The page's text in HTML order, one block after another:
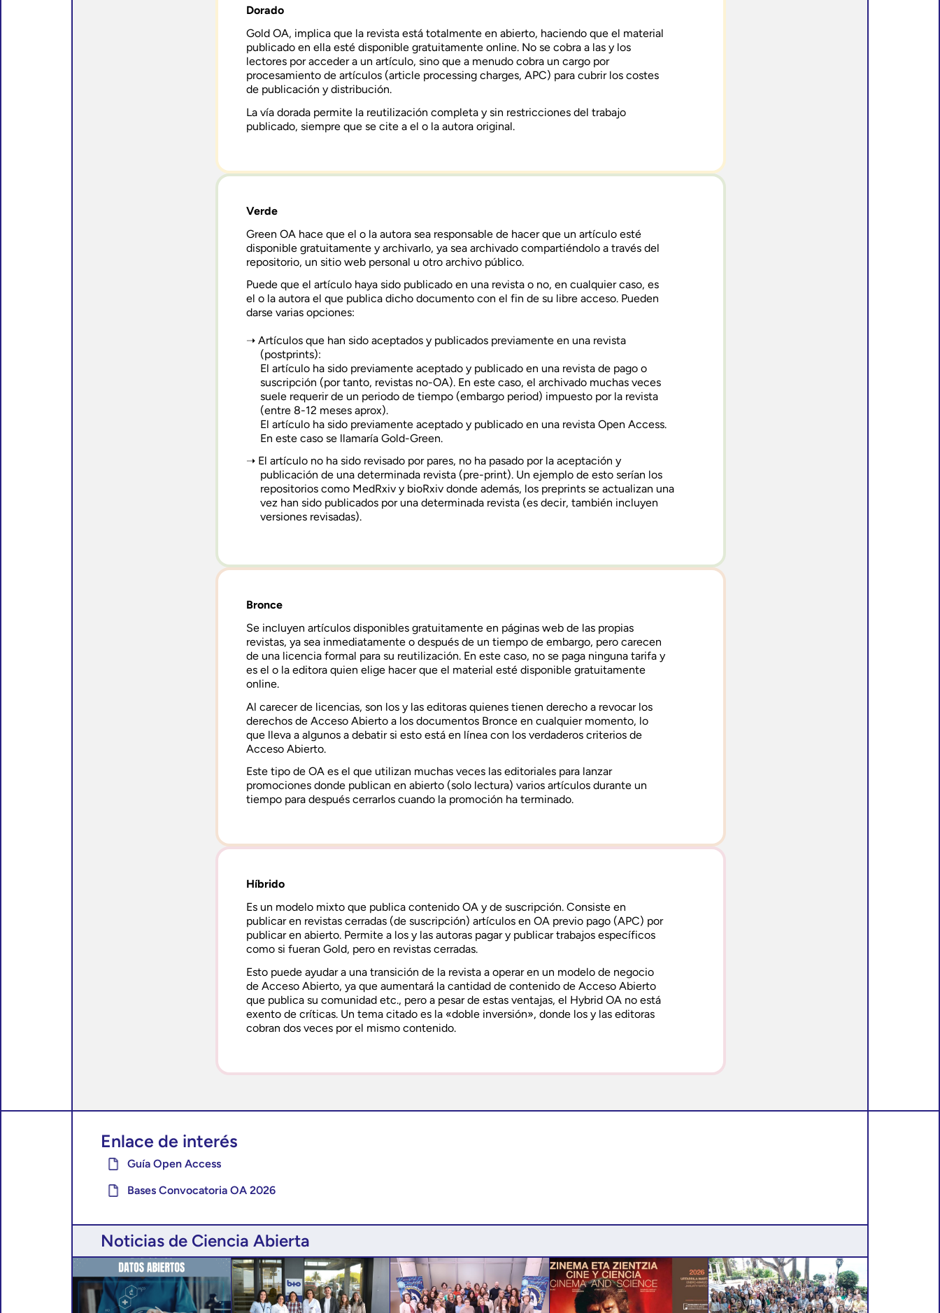
Dorado
Gold OA, implica que la revista está totalmente en abierto, haciendo que el material
publicado en ella esté disponible gratuitamente online. No se cobra a las y los
lectores por acceder a un artículo, sino que a menudo cobra un cargo por
procesamiento de artículos (article processing charges, APC) para cubrir los costes
de publicación y distribución.
La vía dorada permite la reutilización completa y sin restricciones del trabajo
publicado, siempre que se cite a el o la autora original.
Verde
Green OA hace que el o la autora sea responsable de hacer que un artículo esté
disponible gratuitamente y archivarlo, ya sea archivado compartiéndolo a través del
repositorio, un sitio web personal u otro archivo público.
Puede que el artículo haya sido publicado en una revista o no, en cualquier caso, es
el o la autora el que publica dicho documento con el fin de su libre acceso. Pueden
darse varias opciones:
Artículos que han sido aceptados y publicados previamente en una revista
(postprints):
El artículo ha sido previamente aceptado y publicado en una revista de pago o
suscripción (por tanto, revistas no-OA). En este caso, el archivado muchas veces
suele requerir de un periodo de tiempo (embargo period) impuesto por la revista
(entre 8-12 meses aprox).
El artículo ha sido previamente aceptado y publicado en una revista Open Access.
En este caso se llamaría Gold-Green.
El artículo no ha sido revisado por pares, no ha pasado por la aceptación y
publicación de una determinada revista (pre-print). Un ejemplo de esto serían los
repositorios como MedRxiv y bioRxiv donde además, los preprints se actualizan una
vez han sido publicados por una determinada revista (es decir, también incluyen
versiones revisadas).
Bronce
Se incluyen artículos disponibles gratuitamente en páginas web de las propias
revistas, ya sea inmediatamente o después de un tiempo de embargo, pero carecen
de una licencia formal para su reutilización. En este caso, no se paga ninguna tarifa y
es el o la editora quien elige hacer que el material esté disponible gratuitamente
online.
Al carecer de licencias, son los y las editoras quienes tienen derecho a revocar los
derechos de Acceso Abierto a los documentos Bronce en cualquier momento, lo
que lleva a algunos a debatir si esto está en línea con los verdaderos criterios de
Acceso Abierto.
Este tipo de OA es el que utilizan muchas veces las editoriales para lanzar
promociones donde publican en abierto (solo lectura) varios artículos durante un
tiempo para después cerrarlos cuando la promoción ha terminado.
Híbrido
Es un modelo mixto que publica contenido OA y de suscripción. Consiste en
publicar en revistas cerradas (de suscripción) artículos en OA previo pago (APC) por
publicar en abierto. Permite a los y las autoras pagar y publicar trabajos específicos
como si fueran Gold, pero en revistas cerradas.
Esto puede ayudar a una transición de la revista a operar en un modelo de negocio
de Acceso Abierto, ya que aumentará la cantidad de contenido de Acceso Abierto
que publica su comunidad etc., pero a pesar de estas ventajas, el Hybrid OA no está
exento de críticas. Un tema citado es la «doble inversión», donde los y las editoras
cobran dos veces por el mismo contenido.
Enlace de interés
Guía Open Access
Bases Convocatoria OA 2026
Noticias de Ciencia Abierta